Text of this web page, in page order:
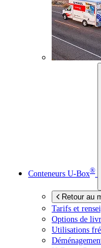
Conteneurs U-Box®
Retour au
Tarifs et
Options de
Utilisations